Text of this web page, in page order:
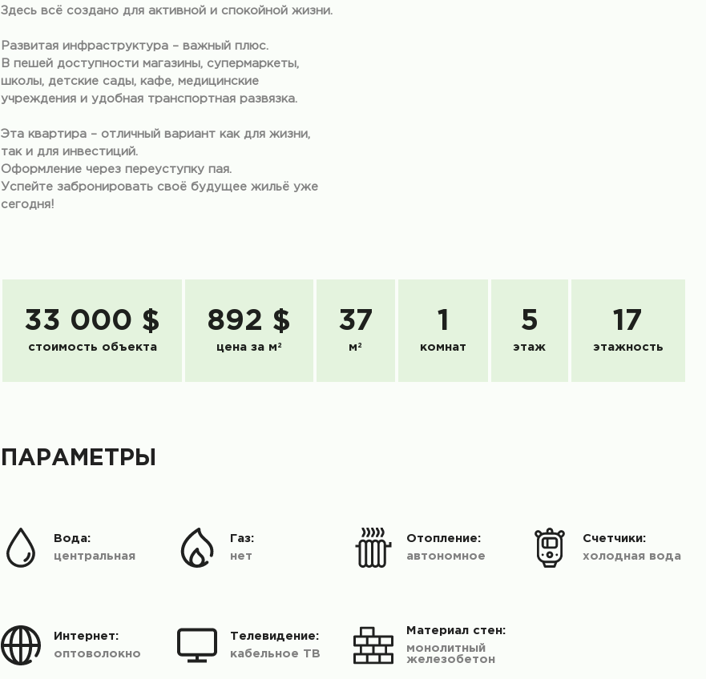
Здесь всё создано для активной и спокойной жизни.
Развитая инфраструктура – важный плюс.
В пешей доступности магазины, супермаркеты,
школы, детские сады, кафе, медицинские
учреждения и удобная транспортная развязка.
Эта квартира – отличный вариант как для жизни,
так и для инвестиций.
Оформление через переуступку пая.
Успейте забронировать своё будущее жильё уже
сегодня!
33 000 $
стоимость объекта
892 $
цена за м 2
37
м 2
1
комнат
5
этаж
17
этажность
ПАРАМЕТРЫ
центральная
Вода:
нет
Газ:
автономное
Отопление:
холодная вода
Счетчики:
оптоволокно
Интернет:
кабельное ТВ
Телевидение:
монолитный
железобетон
Материал стен: